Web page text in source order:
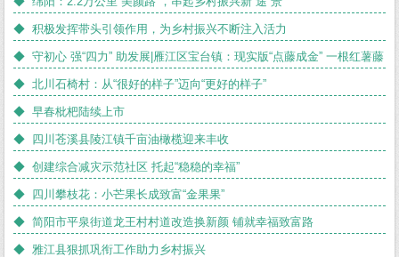
◆ 积极发挥带头引领作用，为乡村振兴不断注入活力
◆ 守初心 强“四力” 助发展|雁江区宝台镇：现实版“点藤成金” 一根红薯藤
串起致富路
◆ 北川石椅村：从“很好的样子”迈向“更好的样子”
◆ 早春枇杷陆续上市
◆ 四川苍溪县陵江镇千亩油橄榄迎来丰收
◆ 创建综合减灾示范社区 托起“稳稳的幸福”
◆ 四川攀枝花：小芒果长成致富“金果果”
◆ 简阳市平泉街道龙王村村道改造换新颜 铺就幸福致富路
◆ 雅江县狠抓巩衔工作助力乡村振兴